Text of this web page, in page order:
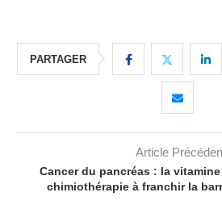
PARTAGER
Article
Cancer du pancréas : la
chimiothérapie à franchir la